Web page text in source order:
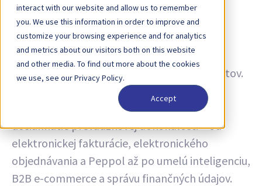
interact with our website and allow us to remember
you. We use this information in order to improve and
customize your browsing experience and for analytics
and metrics about our visitors both on this website
and other media. To find out more about the cookies
we use, see our Privacy Policy.
Accept
Tagy:
Informácie o transakciách, technológiách a
trendoch a novinky o aktualizáciách produktov.
Získajte viac informácií o tom, ako zlepšiť
procesy a ako využiť transakčné údaje na
dosiahnutie prevádzkovej dokonalosti – od
elektronickej fakturácie, elektronického
objednávania a Peppol až po umelú inteligenciu,
B2B e-commerce a správu finančných údajov.